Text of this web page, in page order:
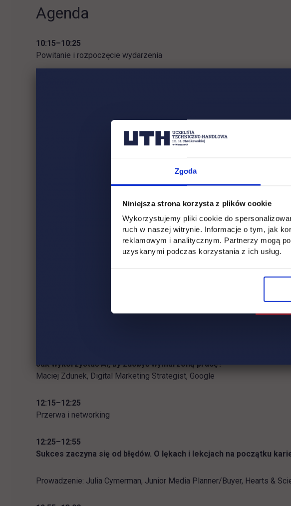
Zgoda
Niniejsza strona korzysta z plików cookie
Wykorzystujemy pliki cookie do
ruch w naszej witrynie. Informacje o tym, jak
reklamowym i analitycznym. Partnerzy mogą
uzyskanymi podczas korzystania z ich usług.
Agenda
10:15–10:25
Powitanie i rozpoczęcie wydarzenia
Psychotest – odkryj swoje mocne strony i sprawdź, jaki kierunek
Maria Stec, Head of Social Media, Spot and Dot
AI, chaos i kompetencje. Survival guide dla ludzi, którzy chcą
Anita Piotrowska, Content Marketing Manager, Burda Media Polska
Ewa Opach, Head of Education & Certification, DIMAQ | IAB Polska
HR bez filtrów – czego rekruterzy naprawdę szukają u
Jak wykorzystać AI, by zdobyć wymarzoną pracę?
Maciej Zdunek, Digital Marketing Strategist, Google
12:15–12:25
Przerwa i networking
12:25–12:55
Sukces zaczyna się od błędów. O lękach i lekcjach na początku
Prowadzenie: Julia Cymerman, Junior Media Planner/Buyer, Hearts &